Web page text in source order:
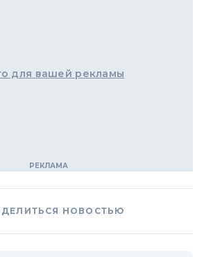
для вашей рекламы
НОВОСТЬЮ